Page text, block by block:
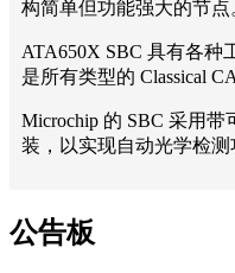
构简单但功能强大的节点
ATA650X SBC 具有各种
是所有类型的 Classical
Microchip 的 SBC 采用
装，以实现自动光学检测
公告板